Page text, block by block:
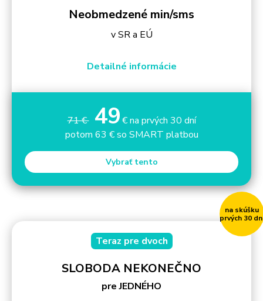
Neobmedzené min/sms
v SR a EÚ
Detailné informácie
71 € 49€ na prvých 30 dní
potom 63 € so SMART platbou
Vybrať tento
na skúšku
prvých 30
Teraz pre dvoch
SLOBODA NEKONEČNO
pre JEDNÉHO